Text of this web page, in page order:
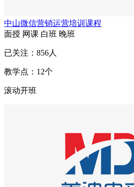
中山微信营销运营培训课程
面授 网课 白班 晚班
已关注： 856人
教学点： 12个
滚动开班